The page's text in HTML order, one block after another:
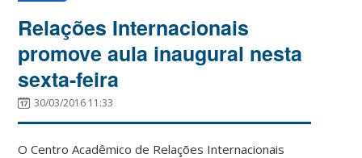
Relações Internacionais
promove aula inaugural nesta
sexta-feira
30/03/2016 11:33
O Centro Acadêmico de Relações Internacionais